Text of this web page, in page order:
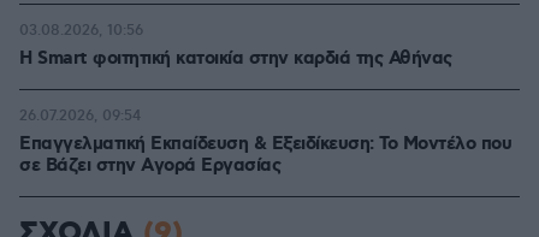
Η Smart φοιτητική κατοικία στην καρδιά της Αθήνας
03.08.2026, 10:56
Επαγγελματική Εκπαίδευση & Εξειδίκευση: Το Mοντέλο που
σε Bάζει στην Aγορά Eργασίας
26.07.2026, 09:54